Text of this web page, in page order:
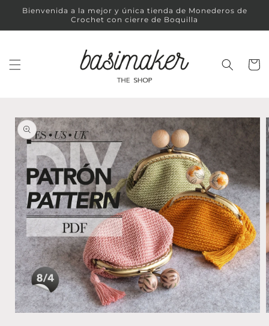
directamente
Bienvenida a la mejor y única tienda de Monederos de
Crochet con cierre de Boquilla
Carrito
directamente
a la
información
del producto